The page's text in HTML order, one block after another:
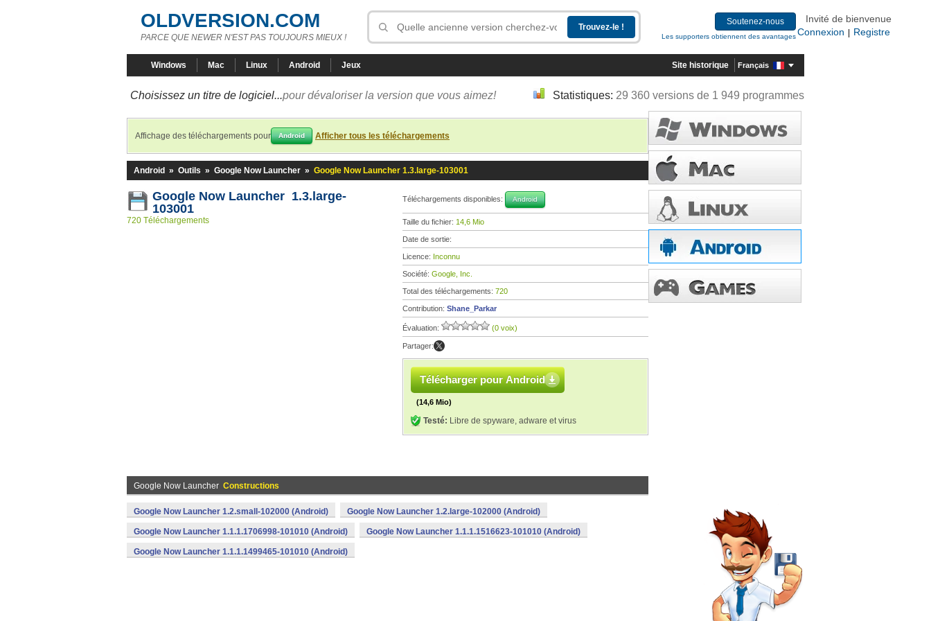
OLDVERSION.COM
PARCE QUE NEWER N'EST PAS TOUJOURS MIEUX !
Soutenez-nous
Les supporters obtiennent des avantages
Invité de bienvenue
Connexion
Registre
Windows Mac Linux Android Jeux Site historique Français
Choisissez un titre de logiciel...pour dévaloriser la version que vous aimez! Statistiques: 29 360 versions de 1 949 programmes
Affichage des téléchargements pour Android Afficher tous les téléchargements
Android » Outils » Google Now Launcher » Google Now Launcher 1.3.large-103001
Google Now Launcher 1.3.large-
103001
720 Téléchargements
Téléchargements disponibles: Android
Taille du fichier: 14,6 Mio
Date de sortie:
Licence: Inconnu
Société: Google, Inc.
Total des téléchargements: 720
Contribution: Shane_Parkar
Évaluation: (0 voix)
Partager:
Télécharger pour Android
(14,6 Mio)
Testé: Libre de spyware, adware et virus
Google Now Launcher Constructions
Google Now Launcher 1.2.small-102000 (Android) Google Now Launcher 1.2.large-102000 (Android)
Google Now Launcher 1.1.1.1706998-101010 (Android) Google Now Launcher 1.1.1.1516623-101010 (Android)
Google Now Launcher 1.1.1.1499465-101010 (Android)